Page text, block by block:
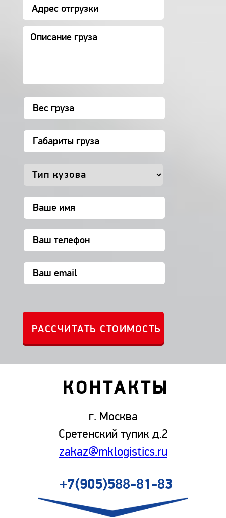
КОНТАКТЫ
г. Москва
Сретенский тупик д.2
zakaz@mklogistics.ru
+7(905)588-81-83